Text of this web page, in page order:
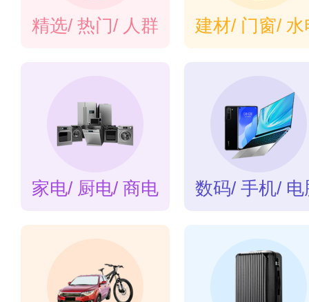
精选/ 热门/ 人群 建材/ 门窗/ 水
家电/ 厨电/ 商电 数码/ 手机/ 电